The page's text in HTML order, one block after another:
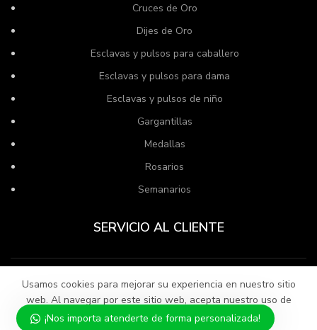
Cruces de Oro
Dijes de Oro
Esclavas y pulsos para caballero
Esclavas y pulsos para dama
Esclavas y pulsos de niño
Gargantillas
Medallas
Rosarios
Semanarios
SERVICIO AL CLIENTE
Politica de compra
Usamos cookies para mejorar su experiencia en nuestro sitio
web. Al navegar por este sitio web, acepta nuestro uso de
cookies.
¡Nos importa atenderte de forma personalizada!